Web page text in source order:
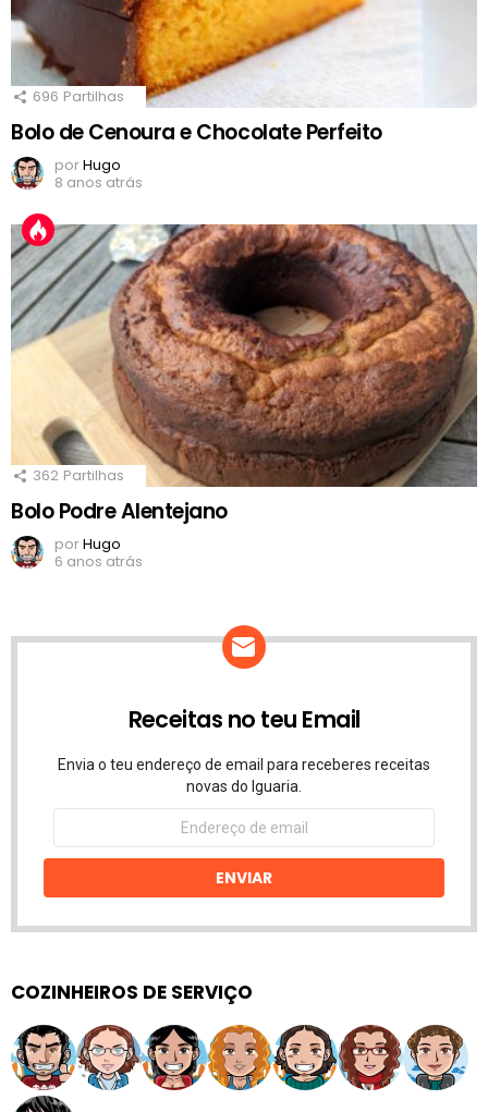
696 Partilhas
Bolo de Cenoura e Chocolate Perfeito
porHugo
8 anos atrás
362 Partilhas
Bolo Podre Alentejano
porHugo
6 anos atrás
Receitas no teu Email
Envia o teu endereço de email para receberes receitas
novas do Iguaria.
Endereço
email
ENVIAR
COZINHEIROS DE SERVIÇO